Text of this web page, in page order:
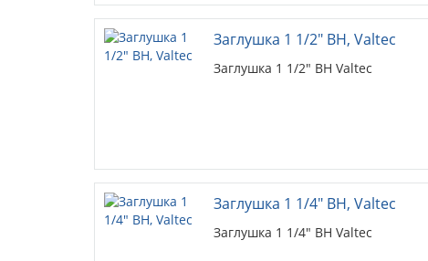
Заглушка 1 1/2" ВН, Valtec
Заглушка 1 1/2" ВН Valtec
Заглушка 1 1/4" ВН, Valtec
Заглушка 1 1/4" ВН Valtec